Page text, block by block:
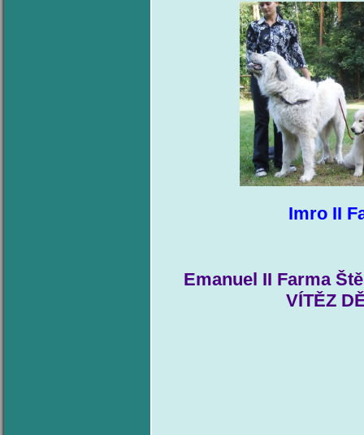
Imro II
Emanuel II Farma
VÍTĚZ